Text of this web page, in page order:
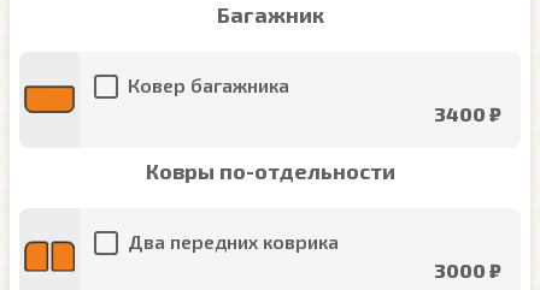
Багажник
Ковер багажника
3400 ₽
Ковры по-отдельности
Два передних коврика
3000 ₽